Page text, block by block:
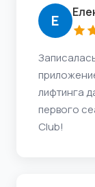
Е
лифтинга
первого
Club!